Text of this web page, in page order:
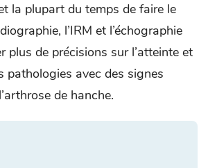
la plupart du temps de faire le
l’IRM et l’échographie
plus de précisions sur l’atteinte et
pathologies avec des signes
de hanche.